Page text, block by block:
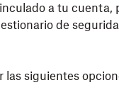
a tu cuenta,
de
las siguientes